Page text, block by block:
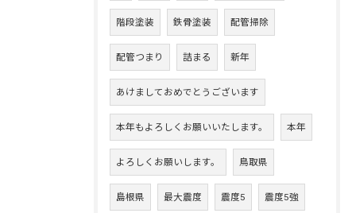
階段塗装 鉄骨塗装 配管掃除
配管つまり 詰まる 新年
あけましておめでとうございます
本年もよろしくお願いいたします。 本年
よろしくお願いします。 鳥取県
島根県 最大震度 震度5 震度5強